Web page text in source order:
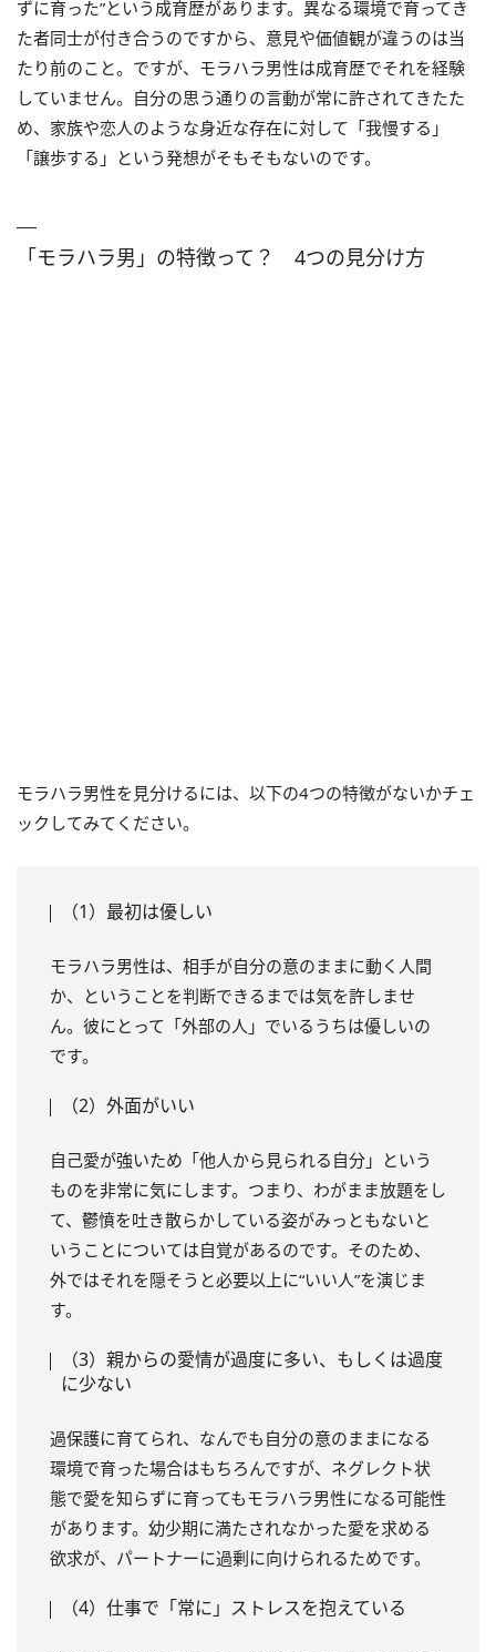
ずに育った”という成育歴があります。異なる環境で育ってき
た者同士が付き合うのですから、意見や価値観が違うのは当
たり前のこと。ですが、モラハラ男性は成育歴でそれを経験
していません。自分の思う通りの言動が常に許されてきたた
め、家族や恋人のような身近な存在に対して「我慢する」
「譲歩する」という発想がそもそもないのです。
「モラハラ男」の特徴って？ 4つの見分け方
モラハラ男性を見分けるには、以下の4つの特徴がないかチェ
ックしてみてください。
（1）最初は優しい
モラハラ男性は、相手が自分の意のままに動く人間
か、ということを判断できるまでは気を許しませ
ん。彼にとって「外部の人」でいるうちは優しいの
です。
（2）外面がいい
自己愛が強いため「他人から見られる自分」という
ものを非常に気にします。つまり、わがまま放題をし
て、鬱憤を吐き散らかしている姿がみっともないと
いうことについては自覚があるのです。そのため、
外ではそれを隠そうと必要以上に“いい人”を演じま
す。
（3）親からの愛情が過度に多い、もしくは過度
に少ない
過保護に育てられ、なんでも自分の意のままになる
環境で育った場合はもちろんですが、ネグレクト状
態で愛を知らずに育ってもモラハラ男性になる可能性
があります。幼少期に満たされなかった愛を求める
欲求が、パートナーに過剰に向けられるためです。
（4）仕事で「常に」ストレスを抱えている